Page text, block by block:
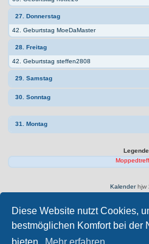
Diese Website nutzt Cookies,
bestmöglichen Komfort bei der
27. Donnerstag
42. Geburtstag MoeDaMaster
28. Freitag
42. Geburtstag steffen2808
29. Samstag
30. Sonntag
31. Montag
Legende
Kalenderhjw
Foren-Übersicht